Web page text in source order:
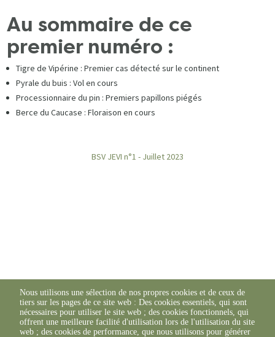
Au sommaire de ce
premier numéro :
Tigre de Vipérine : Premier cas détecté sur le continent
Pyrale du buis : Vol en cours
Processionnaire du pin : Premiers papillons piégés
Berce du Caucase : Floraison en cours
BSV JEVI n°1 - Juillet 2023
Retrouvez l'ensemble des BSV JEVI ici
Nous utilisons une sélection de nos propres cookies et de ceux de
tiers sur les pages de ce site web : Des cookies essentiels, qui sont
nécessaires pour utiliser le site web ; des cookies fonctionnels, qui
offrent une meilleure facilité d'utilisation lors de l'utilisation du site
web ; des cookies de performance, que nous utilisons pour générer